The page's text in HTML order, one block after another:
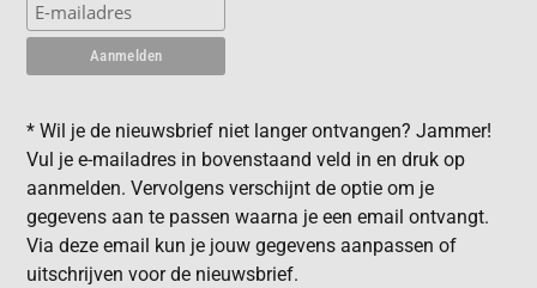
* Wil je de nieuwsbrief niet langer ontvangen? Jammer!
Vul je e-mailadres in bovenstaand veld in en druk op
aanmelden. Vervolgens verschijnt de optie om je
gegevens aan te passen waarna je een email ontvangt.
Via deze email kun je jouw gegevens aanpassen of
uitschrijven voor de nieuwsbrief.